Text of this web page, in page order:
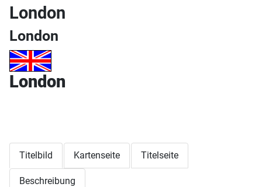
London
London
London
Titelbild Kartenseite Titelseite
Beschreibung